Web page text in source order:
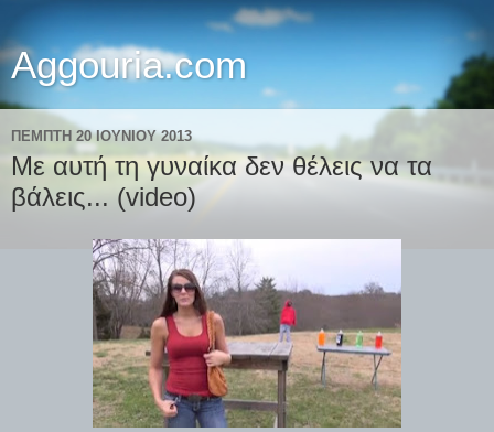
Aggouria.com
ΠΈΜΠΤΗ 20 ΙΟΥΝΊΟΥ 2013
Με αυτή τη γυναίκα δεν θέλεις να τα
βάλεις... (video)